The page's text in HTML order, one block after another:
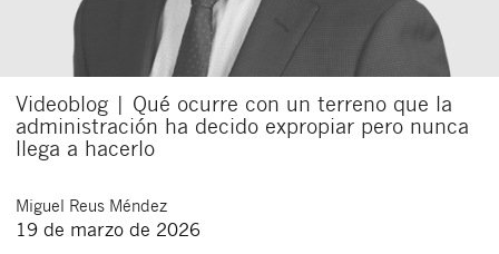
Videoblog | Qué ocurre con un terreno que la
administración ha decido expropiar pero nunca
llega a hacerlo
Miguel Reus Méndez
19 de marzo de 2026